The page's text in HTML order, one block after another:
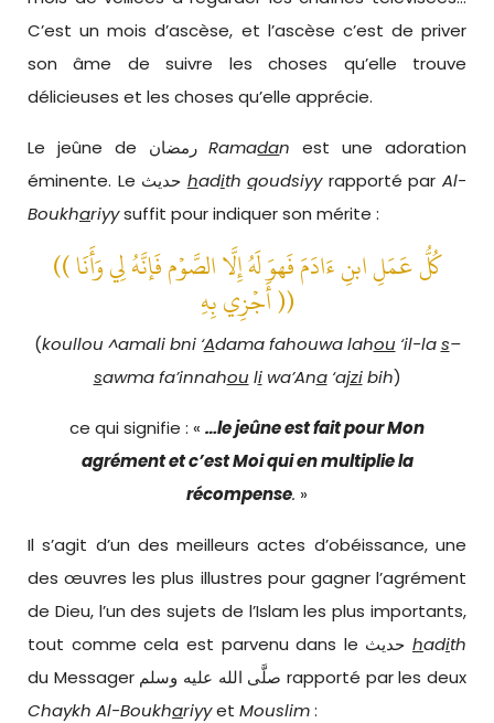
C’est un mois d’ascèse, et l’ascèse c’est de priver
son âme de suivre les choses qu’elle trouve
délicieuses et les choses qu’elle apprécie.
Le jeûne de رمضان Ramadan est une adoration
éminente. Le حديث hadith qoudsiyyrapporté parAl-
Boukhariyysuffit pour indiquer son mérite :
((كُلُّ عَمَلِ ابنِ ءَادَمَ فَهوَ لَهُ إِلَّا الصَّوْم فَإنَّهُ لِي وَأَنَا
أَجْزِي بِهِ ))
(koullou ^amali bni ‘Adama fahouwa lahou ‘il-las–
sawma fa’innahou liwa’Ana‘ajzibih)
ce qui signifie : « …le jeûne est fait pour Mon
agrément et c’est Moi qui en multiplie la
récompense. »
Il s’agit d’un des meilleurs actes d’obéissance, une
des œuvres les plus illustres pour gagner l’agrément
de Dieu, l’un des sujets de l’Islam les plus importants,
tout comme cela est parvenu dans le حديث hadith
du Messager صلَّى الله عليه وسلم rapporté par les deux
Chaykh Al-Boukhariyyet Mouslim: